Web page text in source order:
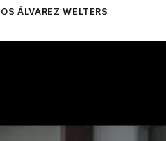
ÁLVAREZ WELTERS